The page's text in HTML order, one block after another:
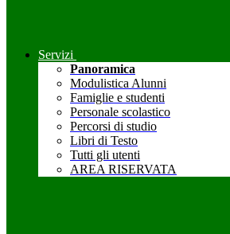
Servizi
Panoramica
Modulistica Alunni
Famiglie e studenti
Personale scolastico
Percorsi di studio
Libri di Testo
Tutti gli utenti
AREA RISERVATA